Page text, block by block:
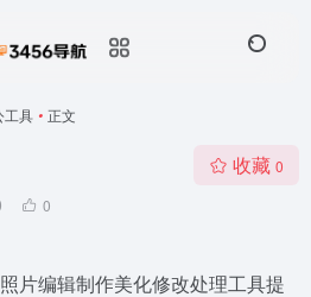
工具 • 正文
0
收藏 0
片编辑制作美化修改处理工具提